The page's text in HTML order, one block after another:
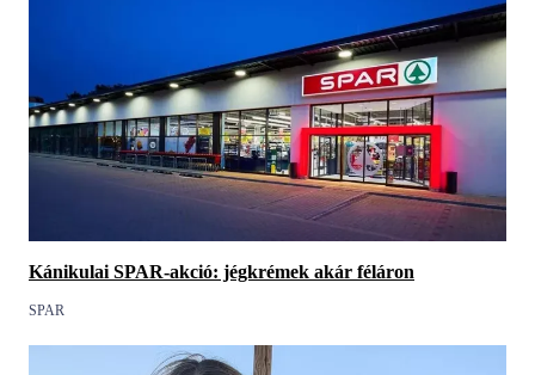
Kánikulai SPAR-akció: jégkrémek akár féláron
SPAR